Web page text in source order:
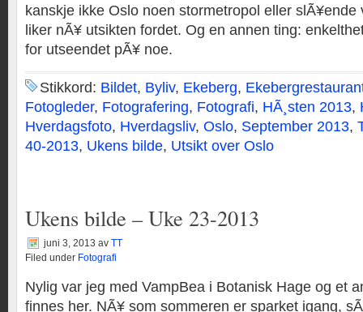
kanskje ikke Oslo noen stormetropol eller slÃ¥ende
liker nÃ¥ utsikten fordet. Og en annen ting:
for utseendet pÃ¥ noe.
Stikkord: Bildet, Byliv, Ekeberg,
Fotogleder, Fotografering, Fotografi, HÃ¸sten 2013,
Hverdagsfoto, Hverdagsliv, Oslo, September 2013,
40-2013, Ukens bilde, Utsikt over Oslo
Ukens bilde – Uke 23-2013
juni 3, 2013 av TT
Filed under Fotografi
Nylig var jeg med VampBea i Botanisk Hage og et
finnes her. NÃ¥ som sommeren er sparket igang,